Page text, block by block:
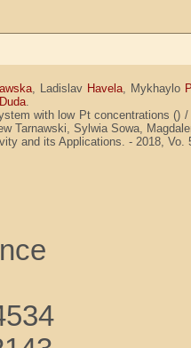
, Ladislav Havela, Mykhaylo
Duda.
with low Pt concentrations ()
Tarnawski, Sylwia Sowa,
and its Applications. - 2018, Vo.